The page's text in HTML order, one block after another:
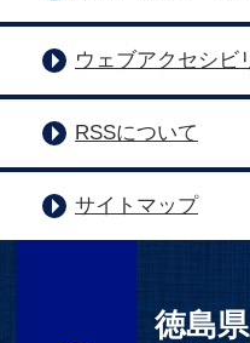
ウェブアクセシビ
RSSについて
サイトマップ
徳島